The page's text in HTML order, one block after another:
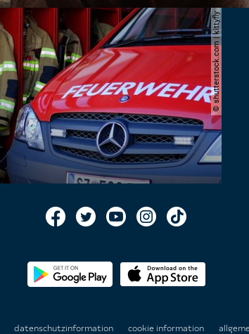
© shutterstock.com | kittyfly
datenschutzinformation cookie information